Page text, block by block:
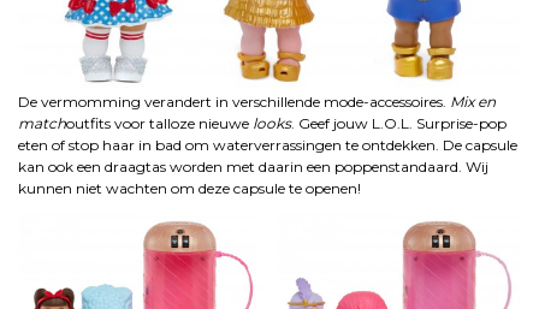
De vermomming verandert in verschillende mode-accessoires. Mix en
matchoutfits voor talloze nieuwe looks. Geef jouw L.O.L. Surprise-pop
eten of stop haar in bad om waterverrassingen te ontdekken. De capsule
kan ook een draagtas worden met daarin een poppenstandaard. Wij
kunnen niet wachten om deze capsule te openen!